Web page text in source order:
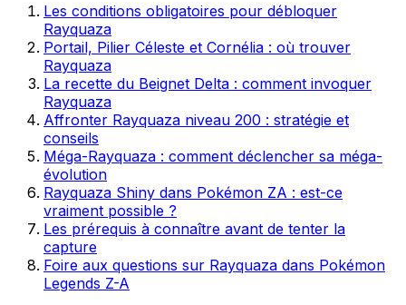
Les conditions obligatoires pour débloquer
Rayquaza
Portail, Pilier Céleste et Cornélia : où trouver
Rayquaza
La recette du Beignet Delta : comment invoquer
Rayquaza
Affronter Rayquaza niveau 200 : stratégie et
conseils
Méga-Rayquaza : comment déclencher sa méga-
évolution
Rayquaza Shiny dans Pokémon ZA : est-ce
vraiment possible ?
Les prérequis à connaître avant de tenter la
capture
Foire aux questions sur Rayquaza dans Pokémon
Legends Z-A